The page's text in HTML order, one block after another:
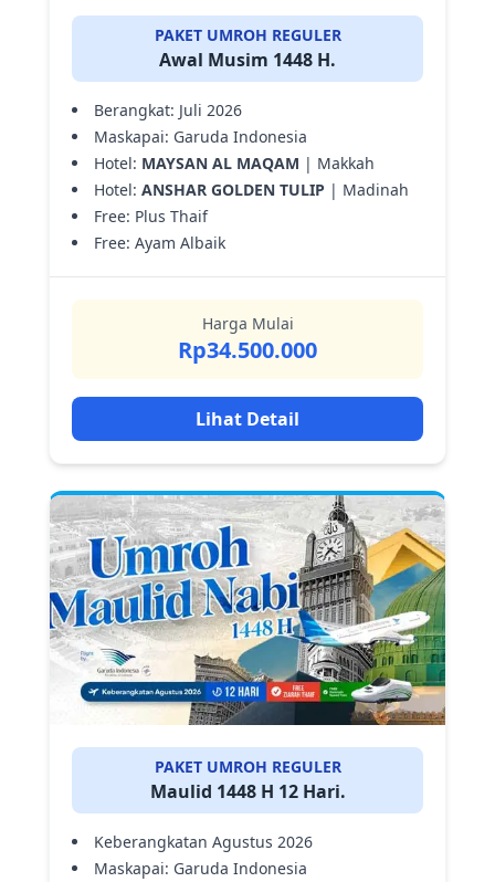
PAKET UMROH REGULER
Awal Musim 1448 H.
Berangkat: Juli 2026
Maskapai: Garuda Indonesia
Hotel: MAYSAN AL MAQAM | Makkah
Hotel: ANSHAR GOLDEN TULIP | Madinah
Free: Plus Thaif
Free: Ayam Albaik
Harga Mulai
Rp34.500.000
Lihat Detail
PAKET UMROH REGULER
Maulid 1448 H 12 Hari.
Keberangkatan Agustus 2026
Maskapai: Garuda Indonesia